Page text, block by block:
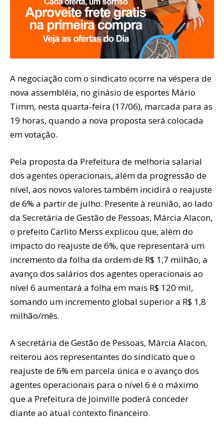
A negociação com o sindicato ocorre na véspera de
nova assembléia, no ginásio de esportes Mário
Timm, nesta quarta-feira (17/06), marcada para as
19 horas, quando a nova proposta será colocada
em votação.
Pela proposta da Prefeitura de melhoria salarial
dos agentes operacionais, além da progressão de
nível, aos novos valores também incidirá o reajuste
de 6% a partir de julho. Presente à reunião, ao lado
da Secretária de Gestão de Pessoas, Márcia Alacon,
o prefeito Carlito Merss explicou que, além do
impacto do reajuste de 6%, que representará um
incremento da folha da ordem de R$ 1,7 milhão, a
avanço dos salários dos agentes operacionais ao
nível 6 aumentará a folha em mais R$ 120 mil,
somando um incremento global superior a R$ 1,8
milhão/mês.
A secretária de Gestão de Pessoas, Márcia Alacon,
reiterou aos representantes do sindicato que o
reajuste de 6% em parcela única e o avanço dos
agentes operacionais para o nível 6 é o máximo
que a Prefeitura de Joinville poderá conceder
diante ao atual contexto financeiro.